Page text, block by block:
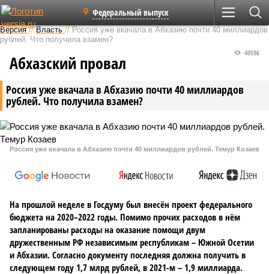
Федеральный выпуск
Версия //Власть //Россия уже вкачала в Абхазию почти 40 миллиардов
рублей. Что получила взамен?
Россия уже вкачала в Абхазию почти 40 миллиардов
рублей. Что получила взамен?
40596
Абхазский провал
Россия уже вкачала в Абхазию почти 40 миллиардов рублей. Темур Козаев
На прошлой неделе в Госдуму был внесён проект федерального
бюджета на 2020–2022 годы. Помимо прочих расходов в нём
запланированы расходы на оказание помощи двум
дружественным РФ независимым республикам – Южной Осетии
и Абхазии. Согласно документу последняя должна получить в
следующем году 1,7 млрд рублей, в 2021-м – 1,9 миллиарда.